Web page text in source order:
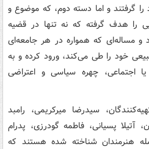
گرفتند و اما دسته دوم، که موضوع و
را هدف گرفته که نه تنها در قضیه
مساله‌ای که همواره در هر جامعه‌ای
خود را طی می‌کند، ورود کرده و به
اجتماعی، چهره سیاسی و اعتراضی
سیدرضا میرکریمی، رامبد
آتیلا پسیانی، فاطمه گودرزی، پدرام
هنرمندان شناخته شده هستند که